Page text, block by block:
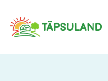
content